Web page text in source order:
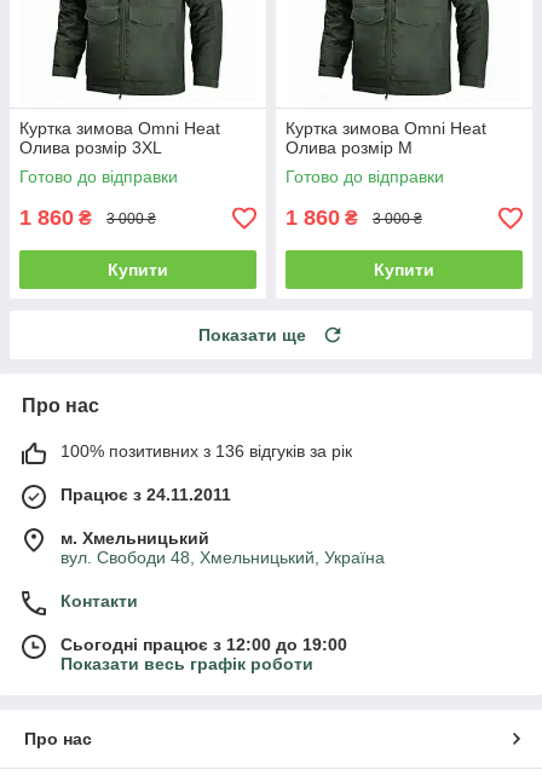
Куртка зимова Omni Heat
Олива розмір 3XL
Готово до відправки
1 860 ₴ 3 000 ₴
Купити
Куртка зимова Omni Heat
Олива розмір M
Готово до відправки
1 860 ₴ 3 000 ₴
Купити
Показати ще
Про нас
100% позитивних з 136 відгуків за рік
Працює з 24.11.2011
м. Хмельницький
вул. Свободи 48, Хмельницький, Україна
Контакти
Сьогодні працює з 12:00 до 19:00
Показати весь графік роботи
Про нас